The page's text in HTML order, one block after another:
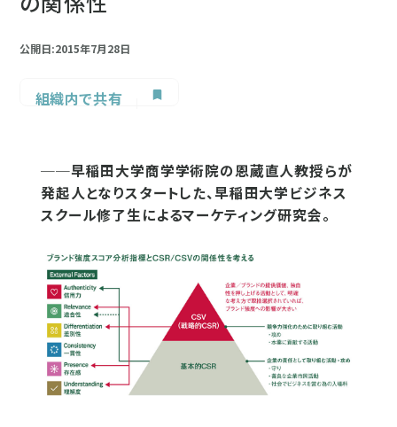
公開日:2015年7月28日
組織内で共有
──早稲田大学商学学術院の恩蔵直人教授らが
発起人となりスタートした、早稲田大学ビジネス
スクール修了生によるマーケティング研究会。